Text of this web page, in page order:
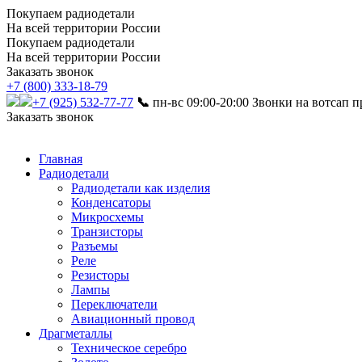
Покупаем радиодетали
На всей территории России
Покупаем радиодетали
На всей территории России
Заказать звонок
+7 (800) 333-18-79
+7 (925) 532-77-77 📞 пн-вс 09:00-20:00 Звонки на вотсап
Заказать звонок
Главная
Радиодетали
Радиодетали как изделия
Конденсаторы
Микросхемы
Транзисторы
Разъемы
Реле
Резисторы
Лампы
Переключатели
Авиационный провод
Драгметаллы
Техническое серебро